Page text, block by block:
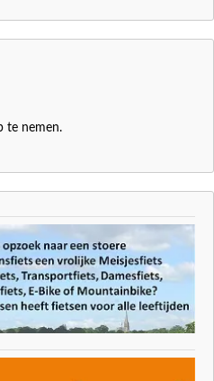
te nemen.